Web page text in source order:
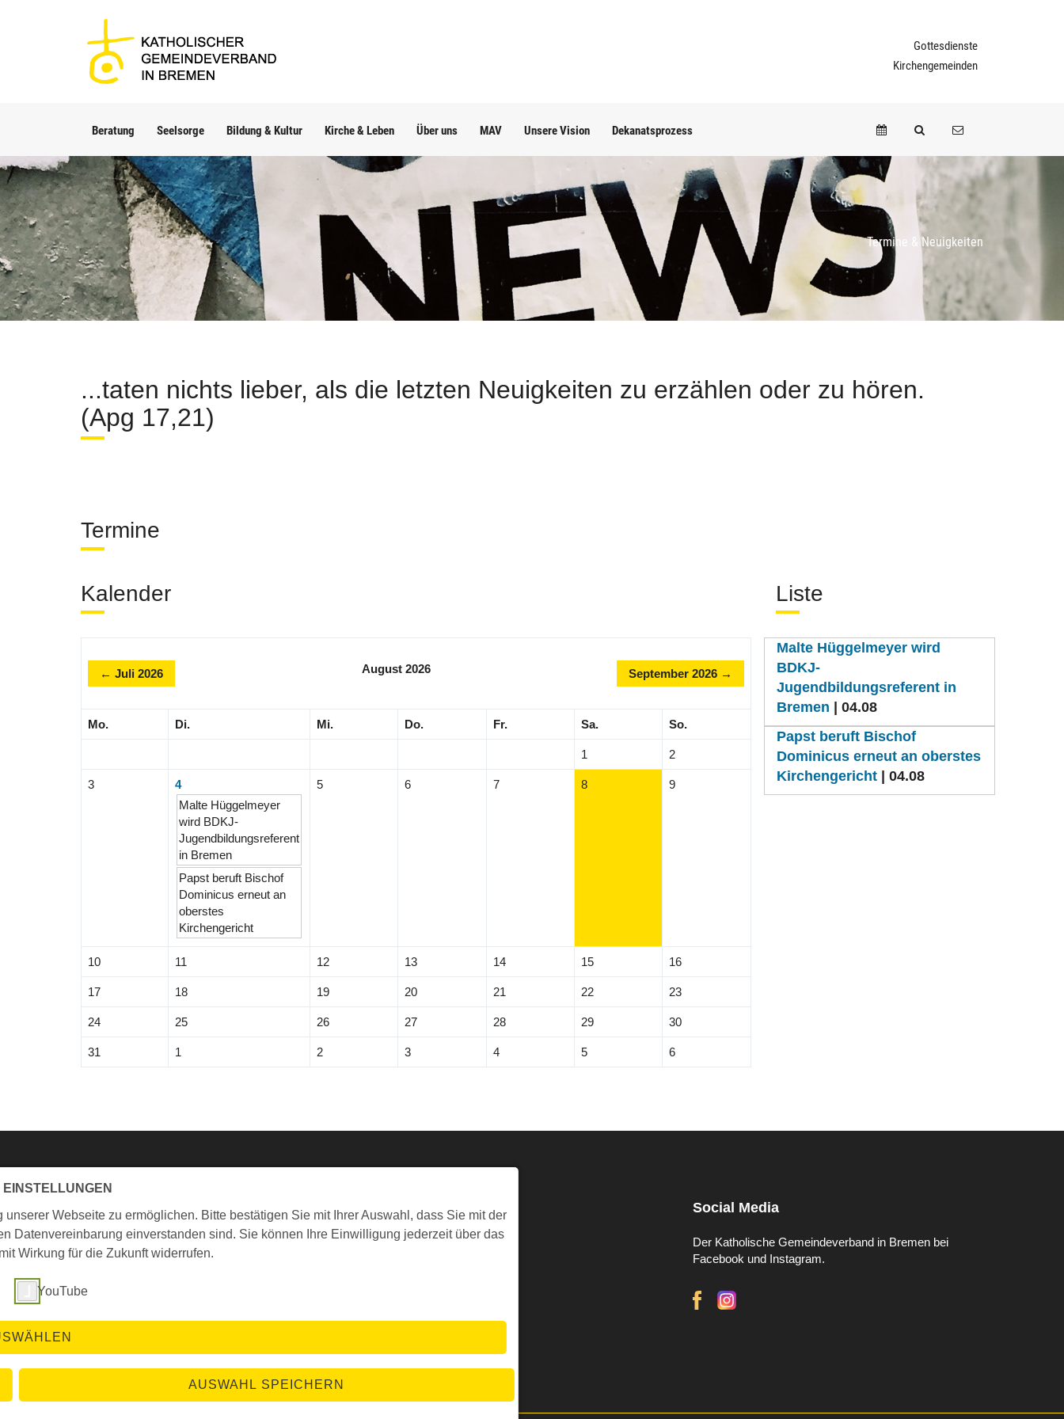
Gottesdienste
Kirchengemeinden
Beratung Seelsorge Bildung & Kultur Kirche & Leben Über uns MAV Unsere Vision Dekanatsprozess
Termine & Neuigkeiten
...taten nichts lieber, als die letzten Neuigkeiten zu erzählen oder zu hören.
(Apg 17,21)
Termine
Kalender
← Juli 2026 August 2026 September 2026 →
Mo. Di. Mi. Do. Fr. Sa. So.
1 2
3
4
Malte Hüggelmeyer
wird BDKJ-
Jugendbildungsreferent
in Bremen
Papst beruft Bischof
Dominicus erneut an
oberstes
Kirchengericht
5 6 7 8 9
10 11 12 13 14 15 16
17 18 19 20 21 22 23
24 25 26 27 28 29 30
31 1 2 3 4 5 6
Liste
Malte Hüggelmeyer wird
BDKJ-
Jugendbildungsreferent in
Bremen | 04.08
Papst beruft Bischof
Dominicus erneut an oberstes
Kirchengericht| 04.08
Kontakt
Katholischer Gemeindeverband in Bremen
Hohe Str. 8-9
Presse & Info
Pressestelle
Social Media
Der Katholische Gemeindeverband in Bremen bei
Facebook und Instagram.
Webseite zu ermöglichen. Bitte bestätigen Sie mit Ihrer Auswahl, dass Sie mit der
Datenvereinbarung einverstanden sind. Sie können Ihre Einwilligung jederzeit über das
Wirkung für die Zukunft widerrufen.
YouTube
AUSWAHL SPEICHERN